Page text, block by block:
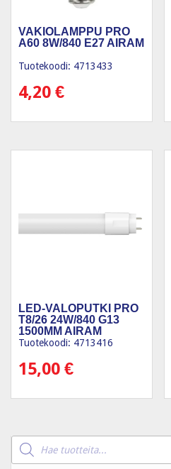
VAKIOLAMPPU PRO
A60 8W/840 E27 AIRAM
Tuotekoodi: 4713433
4,20 €
LED-VALOPUTKI PRO
T8/26 24W/840 G13
1500MM AIRAM
Tuotekoodi: 4713416
15,00 €
Products
search